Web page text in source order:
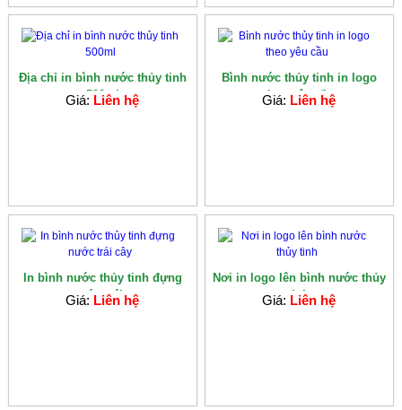
Địa chỉ in bình nước thủy tinh
500ml
Giá: Liên hệ
Bình nước thủy tinh in logo
theo yêu cầu
Giá: Liên hệ
In bình nước thủy tinh đựng
nước trái...
Giá: Liên hệ
Nơi in logo lên bình nước thủy
tinh
Giá: Liên hệ